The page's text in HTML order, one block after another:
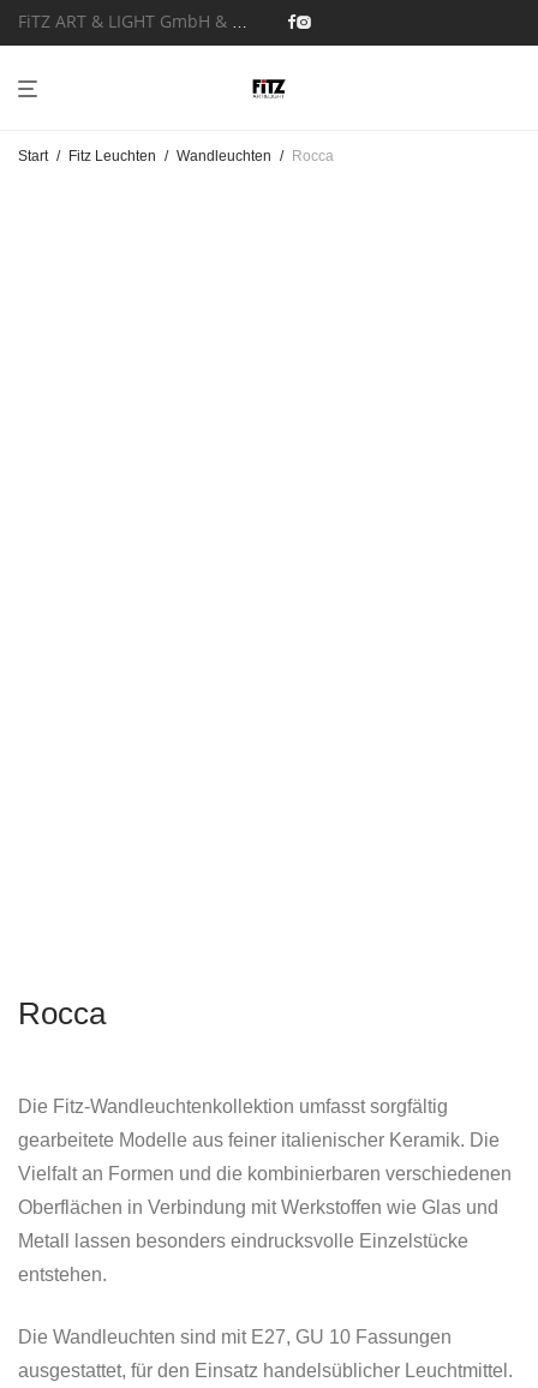
FiTZ ART & LIGHT GmbH & Co. KG
Start / Fitz Leuchten / Wandleuchten / Rocca
Rocca
Die Fitz-Wandleuchtenkollektion umfasst sorgfältig
gearbeitete Modelle aus feiner italienischer Keramik. Die
Vielfalt an Formen und die kombinierbaren verschiedenen
Oberflächen in Verbindung mit Werkstoffen wie Glas und
Metall lassen besonders eindrucksvolle Einzelstücke
entstehen.
Die Wandleuchten sind mit E27, GU 10 Fassungen
ausgestattet, für den Einsatz handelsüblicher Leuchtmittel.